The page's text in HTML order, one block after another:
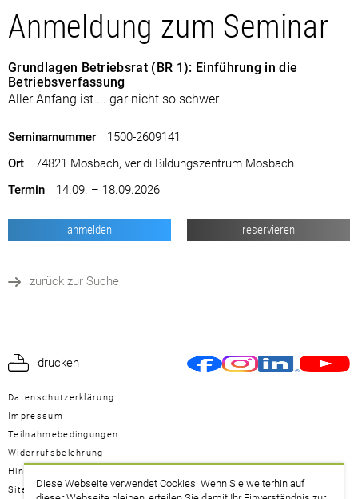
Diese Webseite verwendet Cookies. Wenn Sie weiterhin auf
Anmeldung zum Seminar
Grundlagen Betriebsrat (BR 1): Einführung in die
Betriebsverfassung
Aller Anfang ist ... gar nicht so schwer
Seminarnummer
1500-2609141
Ort
74821 Mosbach, ver.di Bildungszentrum Mosbach
Termin
14.09. – 18.09.2026
anmelden reservieren
zurück zur Suche
drucken
Datenschutzerklärung
Impressum
Teilnahmebedingungen
Widerrufsbelehrung
Hinweisgeberschutzgesetz
Sitemap